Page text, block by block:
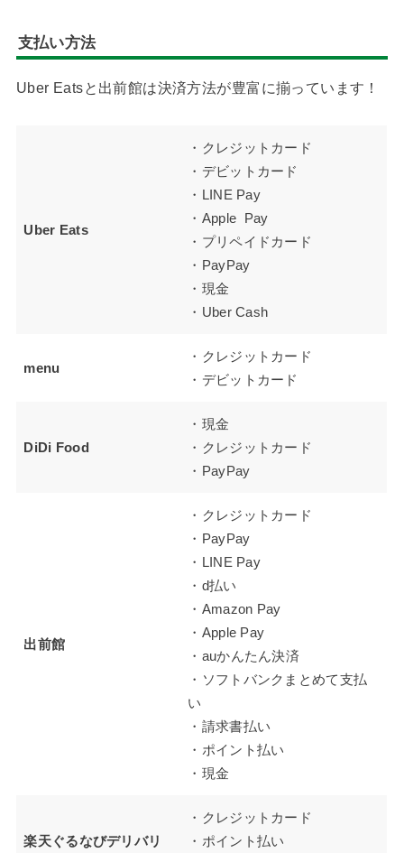
支払い方法
Uber Eatsと出前館は決済方法が豊富に揃っています！
Uber Eats
・クレジットカード
・デビットカード
・LINE Pay
・Apple Pay
・プリペイドカード
・PayPay
・現金
・Uber Cash
menu
・クレジットカード
・デビットカード
DiDi Food
・現金
・クレジットカード
・PayPay
出前館
・クレジットカード
・PayPay
・LINE Pay
・d払い
・Amazon Pay
・Apple Pay
・auかんたん決済
・ソフトバンクまとめて支払
い
・請求書払い
・ポイント払い
・現金
楽天ぐるなびデリバリ
・クレジットカード
・ポイント払い